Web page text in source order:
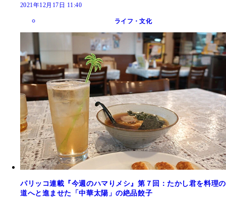
2021年12月17日 11:40
ライフ・文化
パリッコ連載『今週のハマりメシ』第７回：たかし君を料理の
道へと進ませた「中華太陽」の絶品餃子